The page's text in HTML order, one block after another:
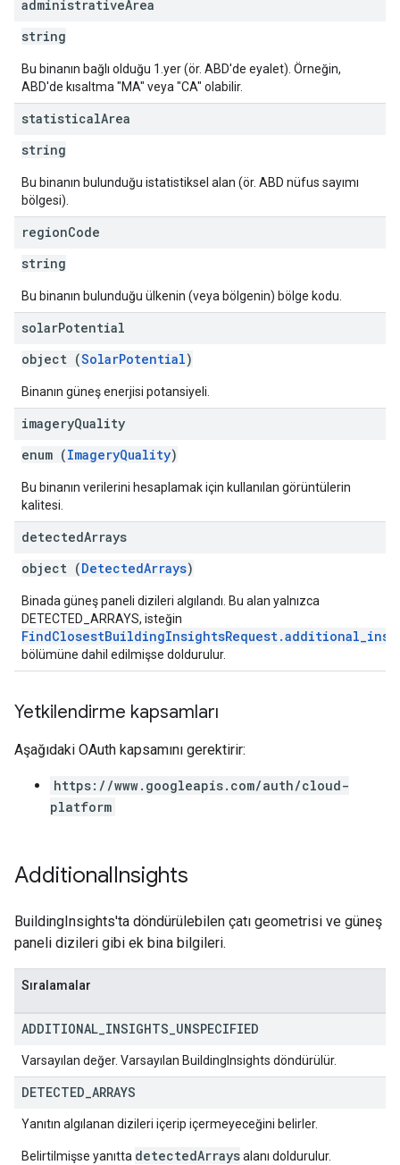
administrativeArea
string
Bu binanın bağlı olduğu 1.yer (ör. ABD'de eyalet). Örneğin,
ABD'de kısaltma "MA" veya "CA" olabilir.
statisticalArea
string
Bu binanın bulunduğu istatistiksel alan (ör. ABD nüfus sayımı
bölgesi).
regionCode
string
Bu binanın bulunduğu ülkenin (veya bölgenin) bölge kodu.
solarPotential
object (SolarPotential)
Binanın güneş enerjisi potansiyeli.
imageryQuality
enum (ImageryQuality)
Bu binanın verilerini hesaplamak için kullanılan görüntülerin
kalitesi.
detectedArrays
object (DetectedArrays)
Binada güneş paneli dizileri algılandı. Bu alan yalnızca
DETECTED_ARRAYS, isteğin
bölümüne dahil edilmişse doldurulur.
Yetkilendirme kapsamları
Aşağıdaki OAuth kapsamını gerektirir:
https://www.googleapis.com/auth/cloud-
platform
AdditionalInsights
BuildingInsights'ta döndürülebilen çatı geometrisi ve güneş
paneli dizileri gibi ek bina bilgileri.
Sıralamalar
ADDITIONAL INSIGHTS UNSPECIFIED
Varsayılan değer. Varsayılan BuildingInsights döndürülür.
DETECTED ARRAYS
Yanıtın algılanan dizileri içerip içermeyeceğini belirler.
Belirtilmişse yanıtta detectedArraysalanı doldurulur.